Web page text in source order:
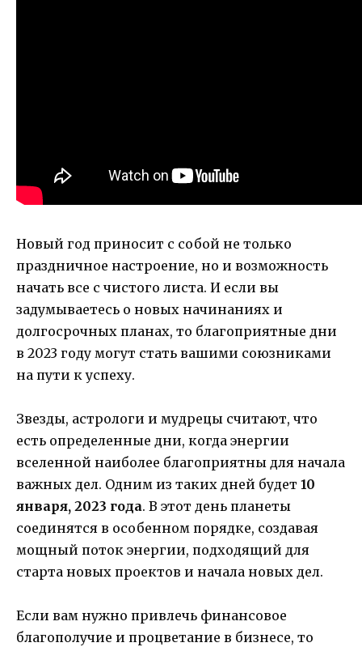
Новый год приносит с собой не только
праздничное настроение, но и возможность
начать все с чистого листа. И если вы
задумываетесь о новых начинаниях и
долгосрочных планах, то благоприятные дни
в 2023 году могут стать вашими союзниками
на пути к успеху.
Звезды, астрологи и мудрецы считают, что
есть определенные дни, когда энергии
вселенной наиболее благоприятны для начала
важных дел. Одним из таких дней будет 10
января, 2023 года. В этот день планеты
соединятся в особенном порядке, создавая
мощный поток энергии, подходящий для
старта новых проектов и начала новых дел.
Если вам нужно привлечь финансовое
благополучие и процветание в бизнесе, то